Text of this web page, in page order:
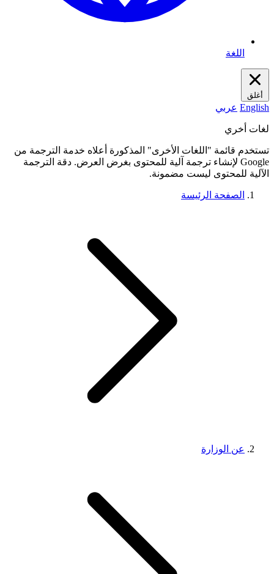
اللغة
أغلق
English عربي
لغات أخري
تستخدم قائمة "اللغات الأخرى" المذكورة أعلاه خدمة الترجمة من
Google لإنشاء ترجمة آلية للمحتوى بغرض العرض. دقة الترجمة
الآلية للمحتوى ليست مضمونة.
الصفحة الرئيسة
عن الوزارة